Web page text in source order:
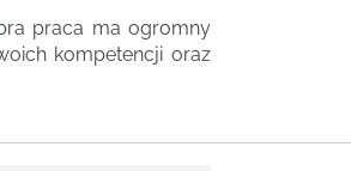
praca ma ogromny
kompetencji oraz